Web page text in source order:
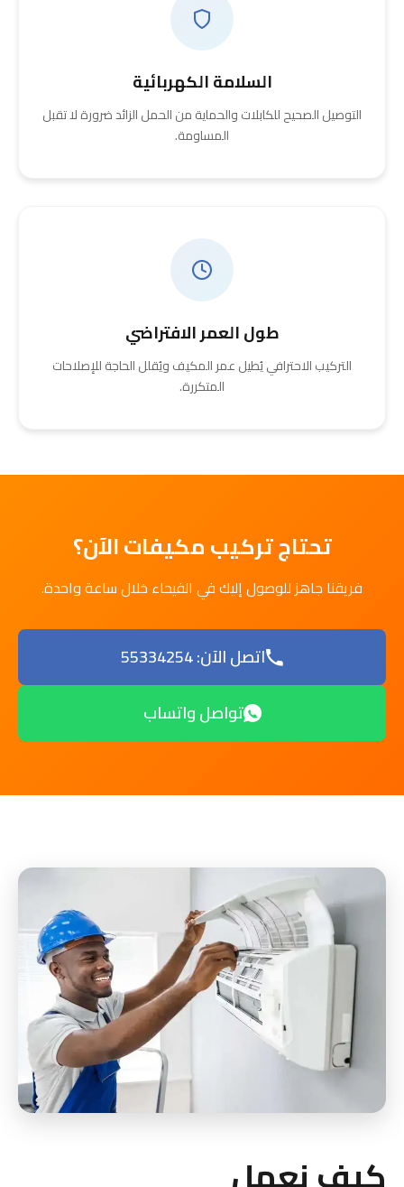
السلامة الكهربائية
التوصيل الصحيح للكابلات والحماية من الحمل الزائد ضرورة لا تقبل
المساومة.
طول العمر الافتراضي
التركيب الاحترافي يُطيل عمر المكيف ويُقلل الحاجة للإصلاحات
المتكررة.
تحتاج تركيب مكيفات الآن؟
فريقنا جاهز للوصول إليك في الفيحاء خلال ساعة واحدة.
اتصل الآن: 55334254
تواصل واتساب